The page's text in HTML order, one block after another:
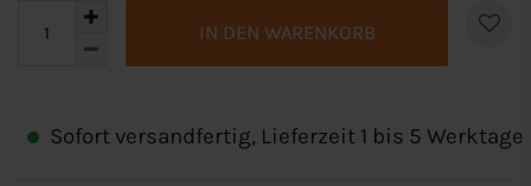
IN DEN WARENKORB
Sofort versandfertig, Lieferzeit 1 bis 5 Werktage